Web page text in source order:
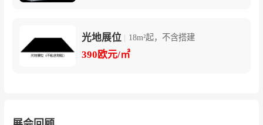
光地展位 | 18m²起，不含搭建
390欧元/㎡